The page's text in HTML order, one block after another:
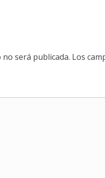
será publicada. Los